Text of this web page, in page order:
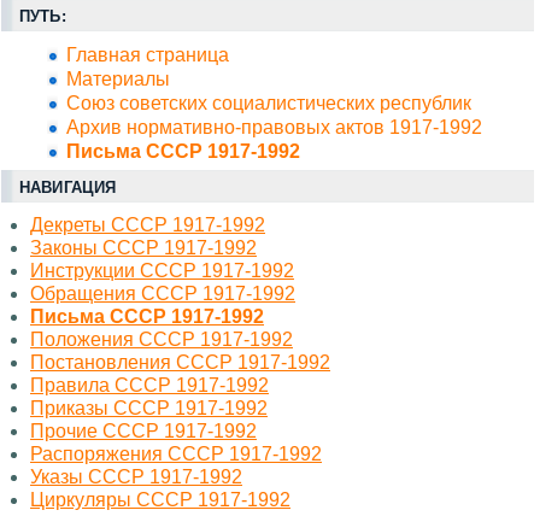
ПУТЬ:
Главная страница
Материалы
Союз советских социалистических республик
Архив нормативно-правовых актов 1917-1992
Письма СССР 1917-1992
НАВИГАЦИЯ
Декреты СССР 1917-1992
Законы СССР 1917-1992
Инструкции СССР 1917-1992
Обращения СССР 1917-1992
Письма СССР 1917-1992
Положения СССР 1917-1992
Постановления СССР 1917-1992
Правила СССР 1917-1992
Приказы СССР 1917-1992
Прочие СССР 1917-1992
Распоряжения СССР 1917-1992
Указы СССР 1917-1992
Циркуляры СССР 1917-1992